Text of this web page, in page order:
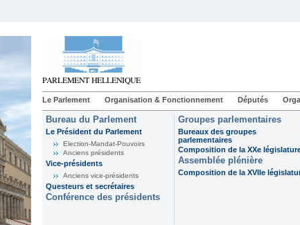
Le Parlement Organisation & Fonctionnement Députés
Bureau du Parlement
Le Président du Parlement
Election-Mandat-Pouvoirs
Anciens présidents
Vice-présidents
Anciens vice-présidents
Questeurs et secrétaires
Conférence des présidents
Groupes parlementaires
Bureaux des groupes
parlementaires
Composition de la XXe
Assemblée plénière
Composition de la XVIIe